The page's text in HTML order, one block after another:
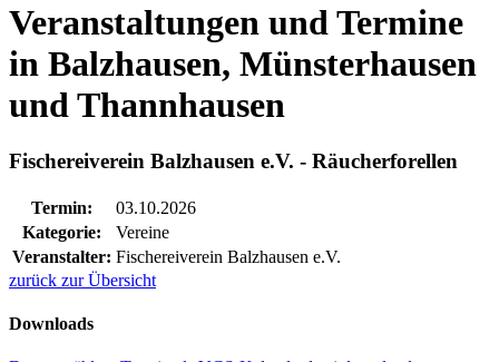
Veranstaltungen und Termine
in Balzhausen, Münsterhausen
und Thannhausen
Fischereiverein Balzhausen e.V. - Räucherforellen
Termin:
03.10.2026
Kategorie:
Vereine
Veranstalter: Fischereiverein Balzhausen e.V.
zurück zur Übersicht
Downloads